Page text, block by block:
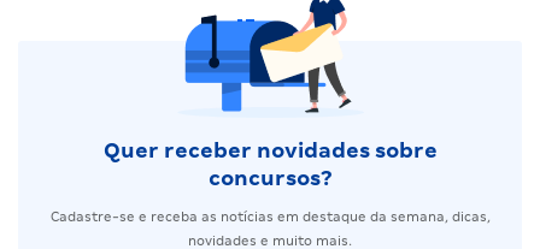
Quer receber novidades sobre
concursos?
Cadastre-se e receba as notícias em destaque da semana, dicas,
novidades e muito mais.